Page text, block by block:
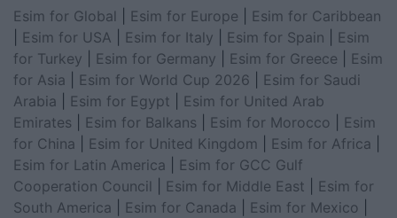
Esim for Global Esim for Europe
Esim for Caribbean
Esim for USA Esim for Italy Esim for Spain
Esim
for Turkey
Esim for Germany Esim for Greece
Esim
for Asia
Esim for World Cup 2026
Esim for Saudi
Arabia
Esim for Egypt
Esim for United Arab
Emirates
Esim for Balkans Esim for Morocco
Esim
for China
Esim for United Kingdom Esim for Africa
Esim for Latin America
Esim for GCC Gulf
Cooperation Council
Esim for Middle East
Esim for
South America
Esim for Canada Esim for Mexico